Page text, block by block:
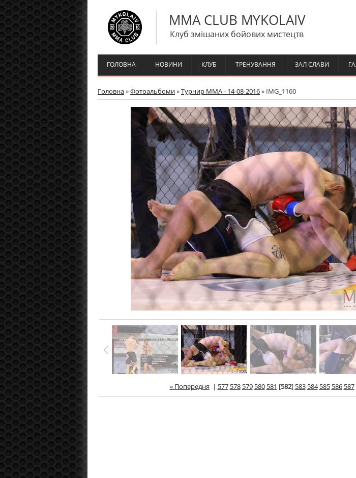
MMA CLUB MYKOLAIV
Клуб змішаних бойових мистецтв
ГОЛОВНА НОВИНИ КЛУБ ТРЕНУВАННЯ ЗАЛ СЛАВИ
Головна»Фотоальбоми»Турнир ММА - 14-08-2016» IMG_1160
« Попередня | 577 578 579 580 581 [582] 583 584 585 586 587